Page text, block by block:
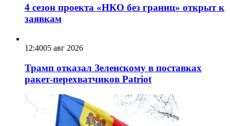
4 сезон проекта «НКО без границ» открыт к
заявкам
12:4005 авг 2026
Трамп отказал Зеленскому в поставках
ракет-перехватчиков Patriot